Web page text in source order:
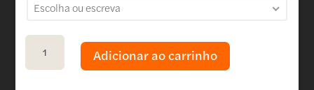
Escolha ou escreva
Garrafa Personalizada quantidade
Adicionar ao carrinho